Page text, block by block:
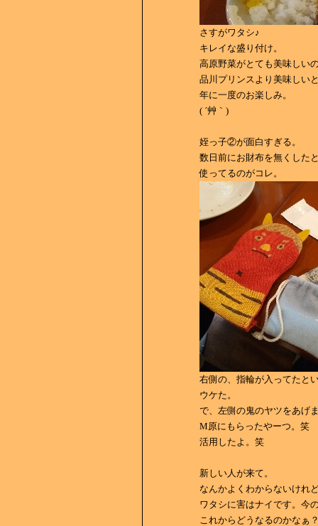
さすがワタシ♪
キレイな盛り付け。
高原野菜がとても美味しい
品川プリンスより美味しい
年に一度のお楽しみ。
( ´艸｀)
姪っ子②が面白すぎる。
数日前にお財布を無くした
使ってるのがコレ。
右側の、指輪が入ってたと
ウケた。
で、左側の鬼のヤツをあげ
M原にもらったやーつ。笑
活用したよ。笑
新しい人が来て。
なんかよくわからないけれ
ワタシに害はナイです。今
これからどうなるのかなぁ